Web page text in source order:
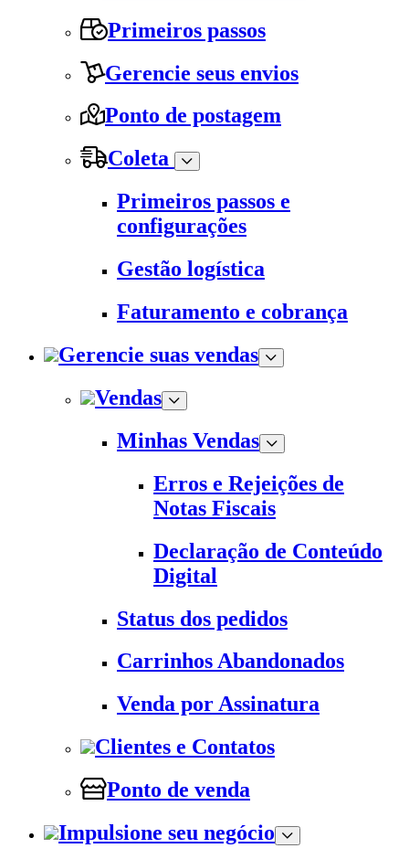
Primeiros passos
Gerencie seus envios
Ponto de postagem
Coleta
Primeiros passos e
configurações
Gestão logística
Faturamento e cobrança
Gerencie suas vendas
Vendas
Minhas Vendas
Erros e Rejeições de
Notas Fiscais
Declaração de Conteúdo
Digital
Status dos pedidos
Carrinhos Abandonados
Venda por Assinatura
Clientes e Contatos
Ponto de venda
Impulsione seu negócio